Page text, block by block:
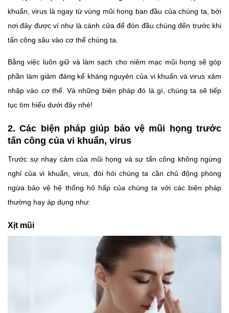
khuẩn, virus là ngay từ vùng mũi họng ban đầu của chúng ta, bởi
nơi đây được ví như là cánh cửa để đón đầu chúng đến trước khi
tấn công sâu vào cơ thể chúng ta.
Bằng việc luôn giữ và làm sạch cho niêm mạc mũi họng sẽ góp
phần làm giảm đáng kể kháng nguyên của vi khuẩn và virus xâm
nhập vào cơ thể. Và những biện pháp đó là gì, chúng ta sẽ tiếp
tục tìm hiểu dưới đây nhé!
2. Các biện pháp giúp bảo vệ mũi họng trước
tấn công của vi khuẩn, virus
Trước sự nhạy cảm của mũi họng và sự tấn công không ngừng
nghỉ của vi khuẩn, virus, đòi hỏi chúng ta cần chủ động phòng
ngừa bảo vệ hệ thống hô hấp của chúng ta với các biện pháp
thường hay áp dụng như:
Xịt mũi